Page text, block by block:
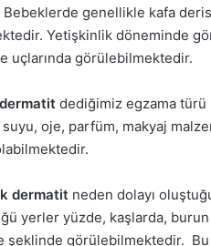
genellikle kafa
Yetişkinlik döneminde
uçlarında görülebilmektedir.
dediğimiz egzama türü
suyu, oje, parfüm, makyaj
dermatit neden dolayı
yerler yüzde, kaşlarda,
şeklinde görülebilmektedir. Bu